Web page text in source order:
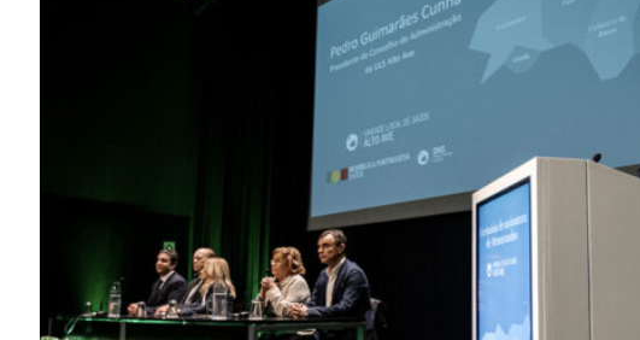
Guimarães, agora!
SUBSCREVA JÁ!